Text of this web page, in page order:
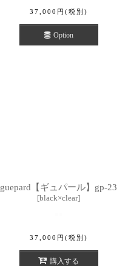
37,000 円 (税別)
Option
guepard【ギュパール】gp-23
[black×clear]
37,000 円 (税別)
購入する